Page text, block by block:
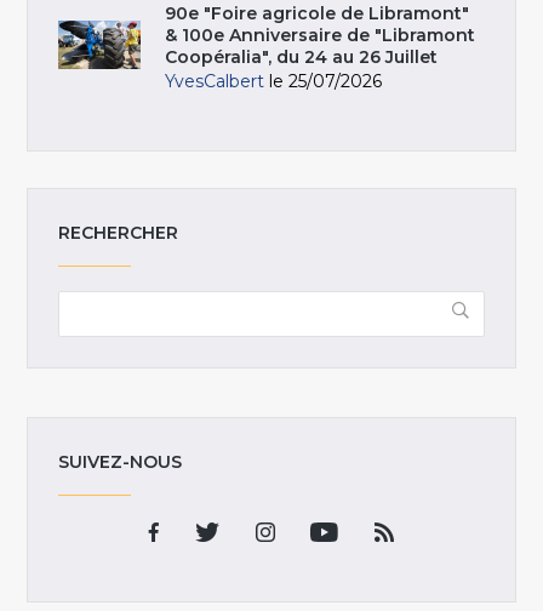
90e "Foire agricole de Libramont"
& 100e Anniversaire de "Libramont
Coopéralia", du 24 au 26 Juillet
YvesCalbert le 25/07/2026
RECHERCHER
SUIVEZ-NOUS